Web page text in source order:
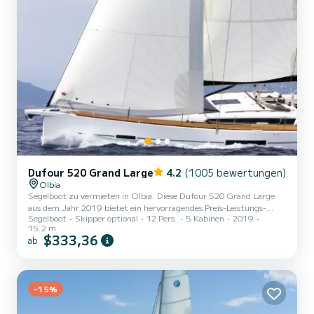
Dufour 520 Grand Large 4.2 (1005 bewertungen)
Olbia
Segelboot zu vermieten in Olbia. Diese Dufour 520 Grand Large
aus dem Jahr 2019 bietet ein hervorragendes Preis-Leistungs-
Verhältnis für einen Törn von ein paar Tagen oder sogar ein paar
Wochen. Das Segelboot ist 15 Meter lang und hat 75 PS. Die 5
Kabinen bieten Platz für 12 Passagiere während der Fahrt. Diese
durchgehender Latte und einer Rollgenua ausgestattet. Es verfügt
über folge...
Segelboot Skipper optional 12 Pers. 5 Kabinen
2019
15.2 m
ab $333,36
-15%